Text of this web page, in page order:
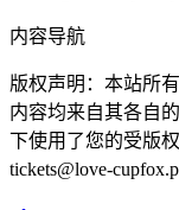
内容导航
版权声明：本站所
内容均来自其各自
下使用了您的受版
tickets@love-